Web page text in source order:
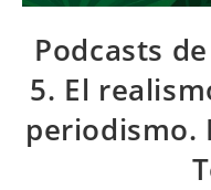
Podcasts
5. El
periodismo.